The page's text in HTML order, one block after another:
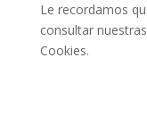
Le recordamos
consultar
Cookies.